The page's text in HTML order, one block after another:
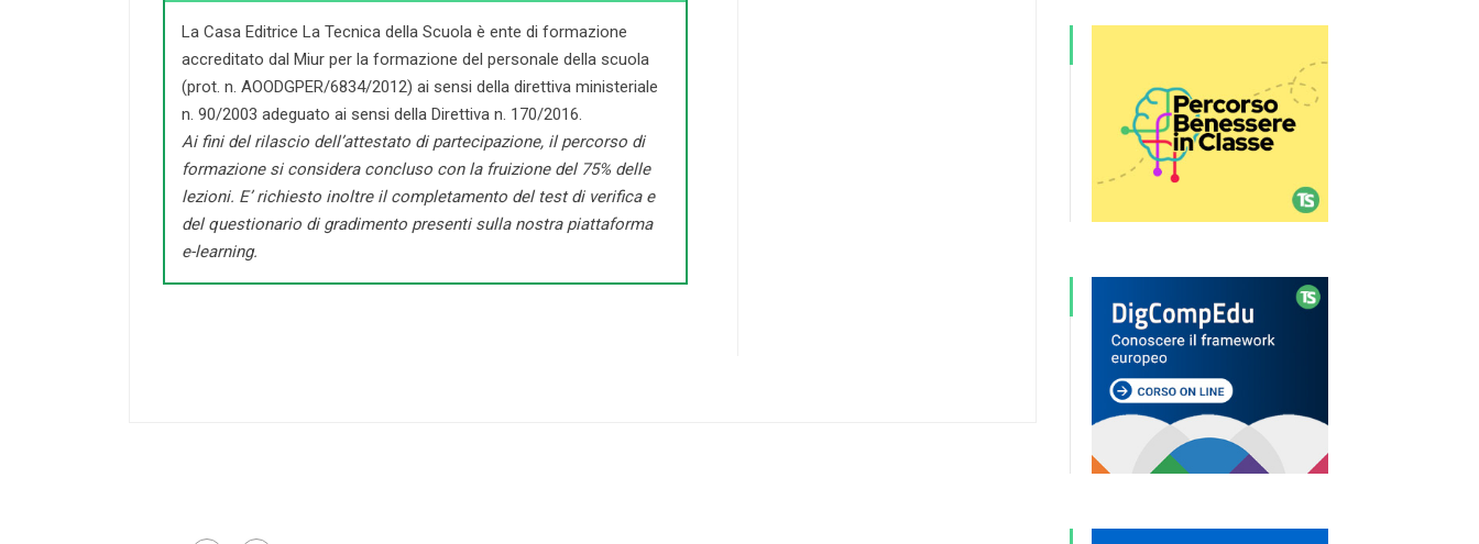
La Casa Editrice La Tecnica della Scuola è ente di formazione
accreditato dal Miur per la formazione del personale della scuola
(prot. n. AOODGPER/6834/2012) ai sensi della direttiva ministeriale
n. 90/2003 adeguato ai sensi della Direttiva n. 170/2016.
Ai fini del rilascio dell’attestato di partecipazione, il percorso di
formazione si considera concluso con la fruizione del 75% delle
lezioni. E’ richiesto inoltre il completamento del test di verifica e
del questionario di gradimento presenti sulla nostra piattaforma
e-learning.